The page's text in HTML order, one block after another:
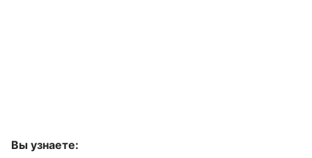
Вы узнаете: